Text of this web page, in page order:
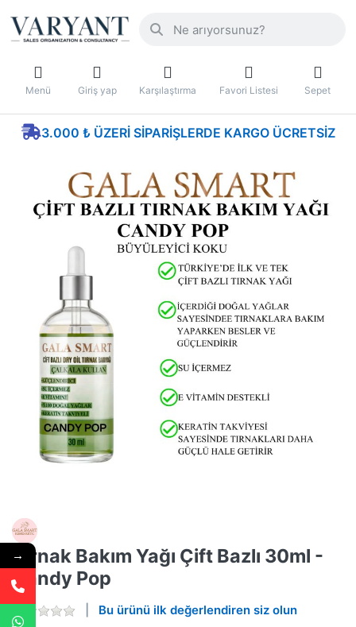
Menü Giriş yap Karşılaştırma Favori Listesi Sepet
3.000 ₺ ÜZERI SIPARIŞLERDE KARGO ÜCRETSIZ
Tırnak Bakım Yağı Çift Bazlı 30ml -
Candy Pop
Bu ürünü ilk değerlendiren siz olun
→